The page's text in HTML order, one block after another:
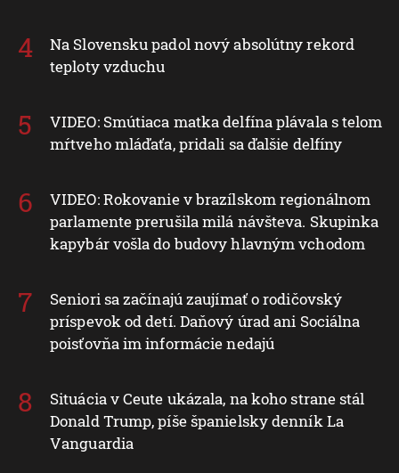
Na Slovensku padol nový absolútny rekord
teploty vzduchu
VIDEO: Smútiaca matka delfína plávala s telom
mŕtveho mláďaťa, pridali sa ďalšie delfíny
VIDEO: Rokovanie v brazílskom regionálnom
parlamente prerušila milá návšteva. Skupinka
kapybár vošla do budovy hlavným vchodom
Seniori sa začínajú zaujímať o rodičovský
príspevok od detí. Daňový úrad ani Sociálna
poisťovňa im informácie nedajú
Situácia v Ceute ukázala, na koho strane stál
Donald Trump, píše španielsky denník La
Vanguardia